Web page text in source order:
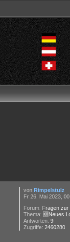
von Rimpelstulz
Fr 26. Mai 2023,
Forum: Fragen zur
Thema: 🆕Neues
Antworten: 9
Zugriffe: 2460280